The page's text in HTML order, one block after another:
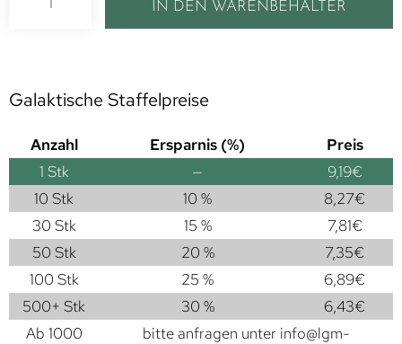
IN DEN WARENBEHÄLTER
Galaktische Staffelpreise
Anzahl Ersparnis (%)
Preis
1 Stk — 9,19€
10 Stk
10 % 8,27€
30 Stk
15 % 7,81€
50 Stk
20 % 7,35€
100 Stk
25 % 6,89€
500+ Stk
30 % 6,43€
Ab 1000
bitte anfragen unter info@lgm-